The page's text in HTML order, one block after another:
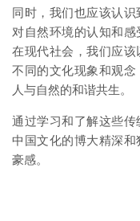
同时，我们也应该认
对自然环境的认知和感
在现代社会，我们应
不同的文化现象和观
人与自然的和谐共生。
通过学习和了解这些
中国文化的博大精深
豪感。